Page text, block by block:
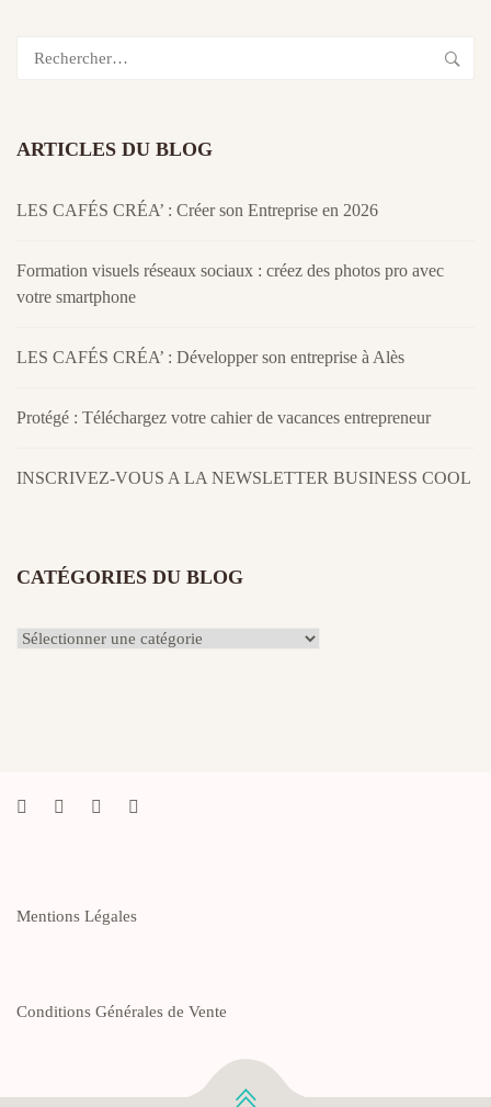
ARTICLES DU BLOG
LES CAFÉS CRÉA’ : Créer son Entreprise en 2026
Formation visuels réseaux sociaux : créez des photos pro avec
votre smartphone
LES CAFÉS CRÉA’ : Développer son entreprise à Alès
Protégé : Téléchargez votre cahier de vacances entrepreneur
INSCRIVEZ-VOUS A LA NEWSLETTER BUSINESS COOL
CATÉGORIES DU BLOG
Catégories
Mentions Légales
Conditions Générales de Vente